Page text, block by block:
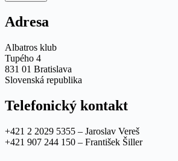
Adresa
Albatros klub
Tupého 4
831 01 Bratislava
Slovenská republika
Telefonický kontakt
+421 2 2029 5355 – Jaroslav Vereš
+421 907 244 150 – František Šiller